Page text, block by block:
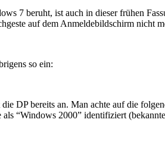
7 beruht, ist auch in dieser frühen
auf dem Anmeldebildschirm nicht
so ein:
DP bereits an. Man achte auf die
als “Windows 2000” identifiziert